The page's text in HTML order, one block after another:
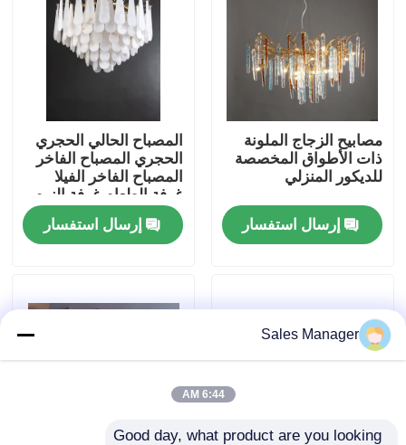
حولنا
جولة في المصنع
مراقبة الجودة
اتصل بنا
أضواء الثريا المعلقة
أضواء قلادة مخصصة
مصابيح الزجاج الملونة
ذات الأطواق المخصصة
للديكور المنزلي
إرسال استفسار
المصباح الحالي الحجري
الحجري المصباح الفاخر
المصباح الفاخر الفيلا
غرفة الطعام غرفة النوم
المصباح الديكوري
إرسال استفسار
Sales Manager
6:44 AM
Good day, what product are you looking